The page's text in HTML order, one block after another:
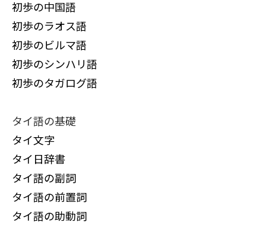
初歩の中国語
初歩のラオス語
初歩のビルマ語
初歩のシンハリ語
初歩のタガログ語
タイ語の基礎
タイ文字
タイ日辞書
タイ語の副詞
タイ語の前置詞
タイ語の助動詞